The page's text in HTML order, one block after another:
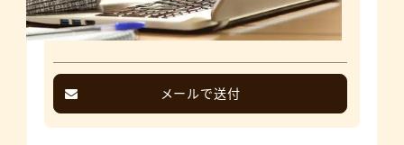
メールで送付